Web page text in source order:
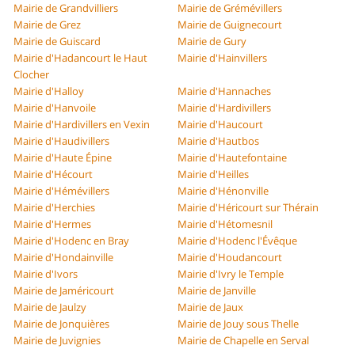
Mairie de Grandvilliers
Mairie de Grémévillers
Mairie de Grez
Mairie de Guignecourt
Mairie de Guiscard
Mairie de Gury
Mairie d'Hadancourt le Haut
Clocher
Mairie d'Hainvillers
Mairie d'Halloy
Mairie d'Hannaches
Mairie d'Hanvoile
Mairie d'Hardivillers
Mairie d'Hardivillers en Vexin
Mairie d'Haucourt
Mairie d'Haudivillers
Mairie d'Hautbos
Mairie d'Haute Épine
Mairie d'Hautefontaine
Mairie d'Hécourt
Mairie d'Heilles
Mairie d'Hémévillers
Mairie d'Hénonville
Mairie d'Herchies
Mairie d'Héricourt sur Thérain
Mairie d'Hermes
Mairie d'Hétomesnil
Mairie d'Hodenc en Bray
Mairie d'Hodenc l'Évêque
Mairie d'Hondainville
Mairie d'Houdancourt
Mairie d'Ivors
Mairie d'Ivry le Temple
Mairie de Jaméricourt
Mairie de Janville
Mairie de Jaulzy
Mairie de Jaux
Mairie de Jonquières
Mairie de Jouy sous Thelle
Mairie de Juvignies
Mairie de Chapelle en Serval